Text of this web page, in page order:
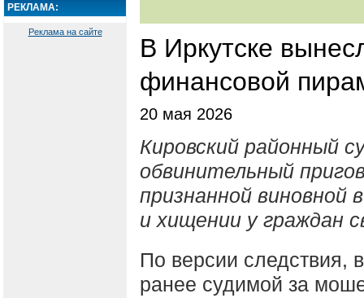
РЕКЛАМА:
Реклама на сайте
В Иркутске
финансовой
20 мая 2026
Кировский районный
обвинительный
признанной виновной
и хищении у граждан
По версии следствия,
ранее судимой за